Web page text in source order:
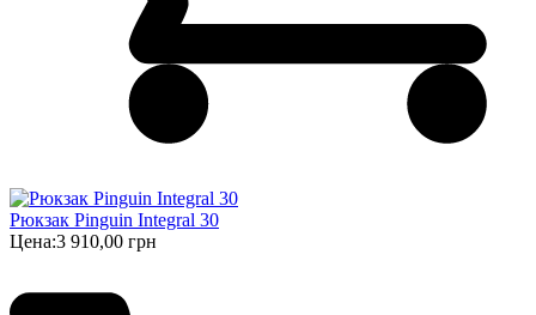
Рюкзак Pinguin Integral 30
Цена:3 910,00 грн